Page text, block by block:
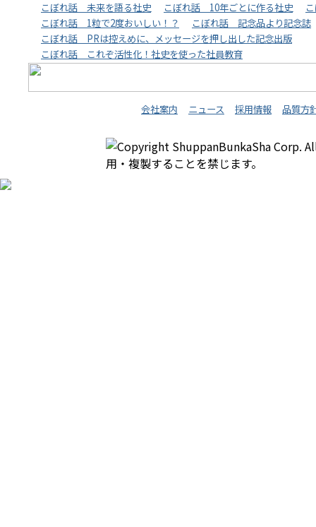
こぼれ話 未来を語る社史
こぼれ話 10年ごとに作る社史
こぼれ話 1粒で2度おいしい！？
こぼれ話 記念品より記念誌
こぼれ話 PRは控えめに、メッセージを押し出した記念出版
こぼれ話 これぞ活性化！社史を使った社員教育
会社案内 ニュース 採用情報 品質方